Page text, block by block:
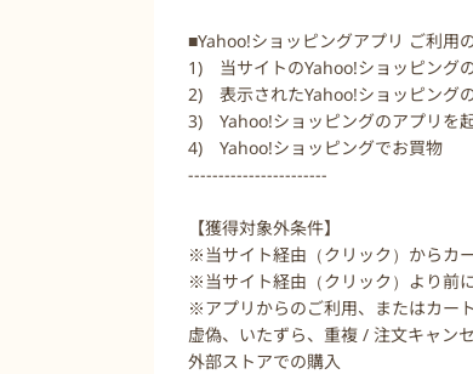
■Yahoo!ショッピングアプリ ご利用
1) 当サイトのYahoo!ショッピング
2) 表示されたYahoo!ショッピング
3) Yahoo!ショッピングのアプリを
4) Yahoo!ショッピングでお買物
-----------------------
【獲得対象外条件】
※当サイト経由（クリック）からカ
※当サイト経由（クリック）より前
※アプリからのご利用、またはカー
虚偽、いたずら、重複 / 注文キャン
外部ストアでの購入